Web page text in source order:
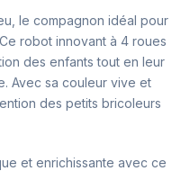
le compagnon idéal pour
robot innovant à 4 roues
des enfants tout en leur
Avec sa couleur vive et
des petits bricoleurs
et enrichissante avec ce